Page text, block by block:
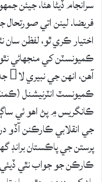
سرانجام ڏيڻا هئا، جيئن
فريضا. لينن اتي صورتحال
اختيار ڪري ٿو، لفظن سان
ڪميونسٽن کي منجهائي
آهن، انهن جي نبيري لا جدوجهد تي زور ڏيئي ٿو.
ڪانگريس ۾ پڻ اهو ئي
جي انقلابي ڪارڪنن آڏو
پرستن جي پاڪستان برانڊ